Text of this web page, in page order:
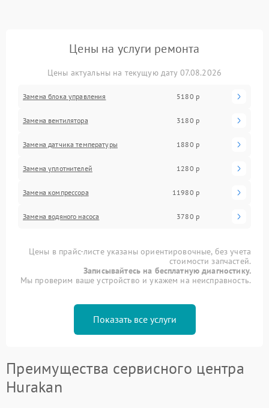
Цены на услуги ремонта
Цены актуальны на текущую дату 07.08.2026
Замена блока управления 5180 р
Замена вентилятора 3180 р
Замена датчика температуры 1880 р
Замена уплотнителей 1280 р
Замена компрессора 11980 р
Замена водяного насоса 3780 р
Цены в прайс-листе указаны ориентировочные, без учета
стоимости запчастей.
Записывайтесь на бесплатную диагностику.
Мы проверим ваше устройство и укажем на неисправность.
Показать все услуги
Преимущества сервисного центра
Hurakan